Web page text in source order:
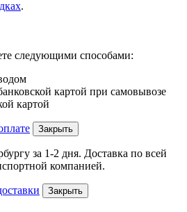
.
следующими способами:
картой при самовывозе
картой
Закрыть
за 1-2 дня. Доставка по всей
компанией.
Закрыть